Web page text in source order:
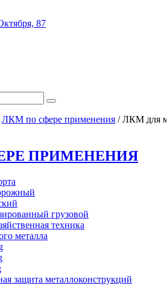
87
ЛКМ по сфере применения /ЛКМ для
ПРИМЕНЕНИЯ
грузовой
техника
металла
защита металлоконструкций